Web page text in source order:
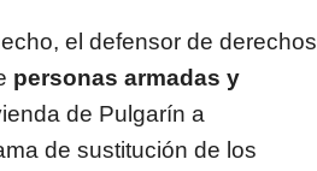
el defensor de derechos
personas armadas y
de Pulgarín a
de sustitución de los